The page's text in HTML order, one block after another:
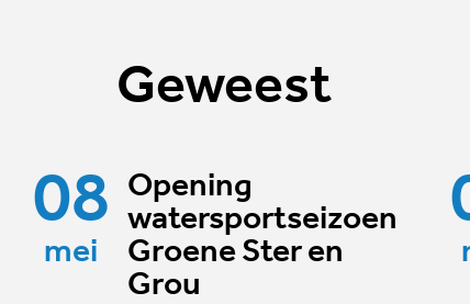
Geweest
08
mei
Opening
watersportseizoen
Groene Ster en
Grou